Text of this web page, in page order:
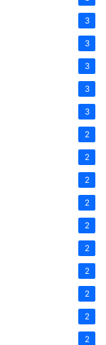
3
3
3
3
3
2
2
2
2
2
2
2
2
2
2